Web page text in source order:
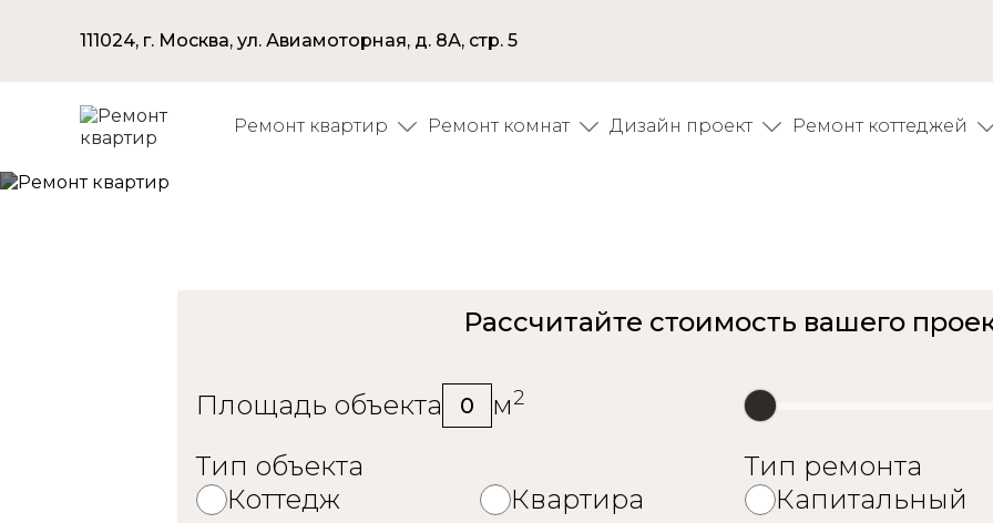
111024, г. Москва, ул. Авиамоторная, д. 8А, стр. 5
Ремонт квартир Ремонт комнат Дизайн проект Ремонт коттеджей
Рассчитайте стоимость вашего
Площадь объекта 0 м2
Тип объекта
Коттедж
Квартира
Тип ремонта
Капитальный